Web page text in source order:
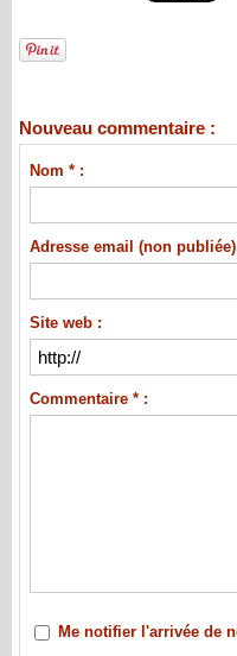
Nouveau commentaire :
Nom * :
Adresse email (non
Site web :
Commentaire * :
Me notifier l'arrivée de